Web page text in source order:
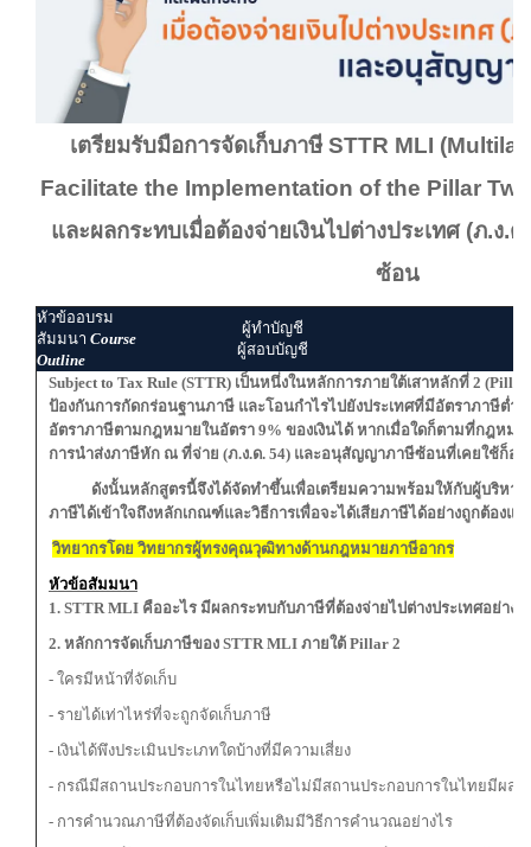
เตรียมรับมือการจัดเก็บภาษี STTR MLI
Facilitate the Implementation of the Pillar
และผลกระทบเมื่อต้องจ่ายเงินไปต่างประเทศ (ภ.ง
ซ้อน
หัวข้ออบรม
สัมมนา Course
Outline
ผู้ทำบัญชี
ผู้สอบบัญชี
Subject to Tax Rule (STTR) เป็นหนึ่งในหลักการภายใต้เสาหลักที่ 2 (Pillar
ป้องกันการกัดกร่อนฐานภาษี และโอนกำไรไปยังประเทศที่มีอัตราภาษีต่ำ
อัตราภาษีตามกฎหมายในอัตรา 9% ของเงินได้ หากเมื่อใดก็ตามที่กฎหม
การนำส่งภาษีหัก ณ ที่จ่าย (ภ.ง.ด. 54) และอนุสัญญาภาษีซ้อนที่เคยใช้ก็อา
ดังนั้นหลักสูตรนี้จึงได้จัดทำขึ้นเพื่อเตรียมความพร้อมให้กับผู้บริหาร
ภาษีได้เข้าใจถึงหลักเกณฑ์และวิธีการเพื่อจะได้เสียภาษีได้อย่างถูกต้องแ
วิทยากรโดย วิทยากรผู้ทรงคุณวุฒิทางด้านกฎหมายภาษีอากร
หัวข้อสัมมนา
1. STTR MLI คืออะไร มีผลกระทบกับภาษีที่ต้องจ่ายไปต่างประเทศอย่างไ
2. หลักการจัดเก็บภาษีของ STTR MLI ภายใต้ Pillar 2
- ใครมีหน้าที่จัดเก็บ
- รายได้เท่าไหร่ที่จะถูกจัดเก็บภาษี
- เงินได้พึงประเมินประเภทใดบ้างที่มีความเสี่ยง
- กรณีมีสถานประกอบการในไทยหรือไม่มีสถานประกอบการในไทยมีผลอ
- การคำนวณภาษีที่ต้องจัดเก็บเพิ่มเติมมีวิธีการคำนวณอย่างไร